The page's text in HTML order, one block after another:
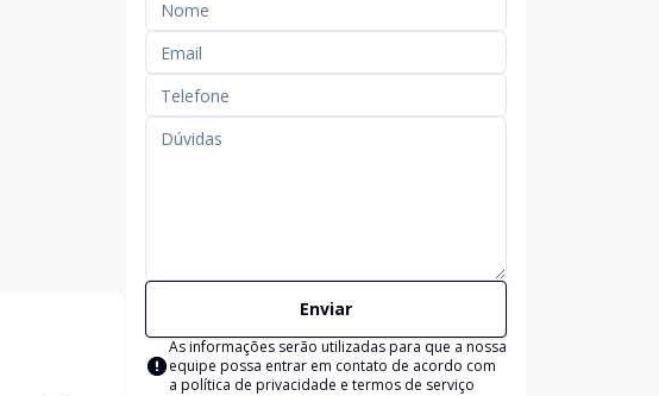
Enviar
As informações serão utilizadas para que a nossa
equipe possa entrar em contato de acordo com
a política de privacidade e termos de serviço